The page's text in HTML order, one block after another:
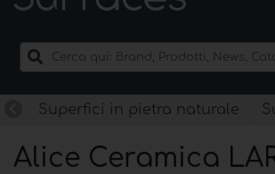
Superfici in pietra naturale
Alice Ceramica